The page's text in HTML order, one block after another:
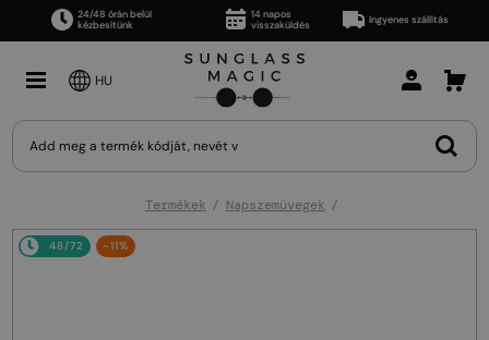
24/48 órán belül
kézbesítünk
14 napos
visszaküldés
Ingyenes szállítás
HU
Termékek Napszemüvegek
48/72 -11%